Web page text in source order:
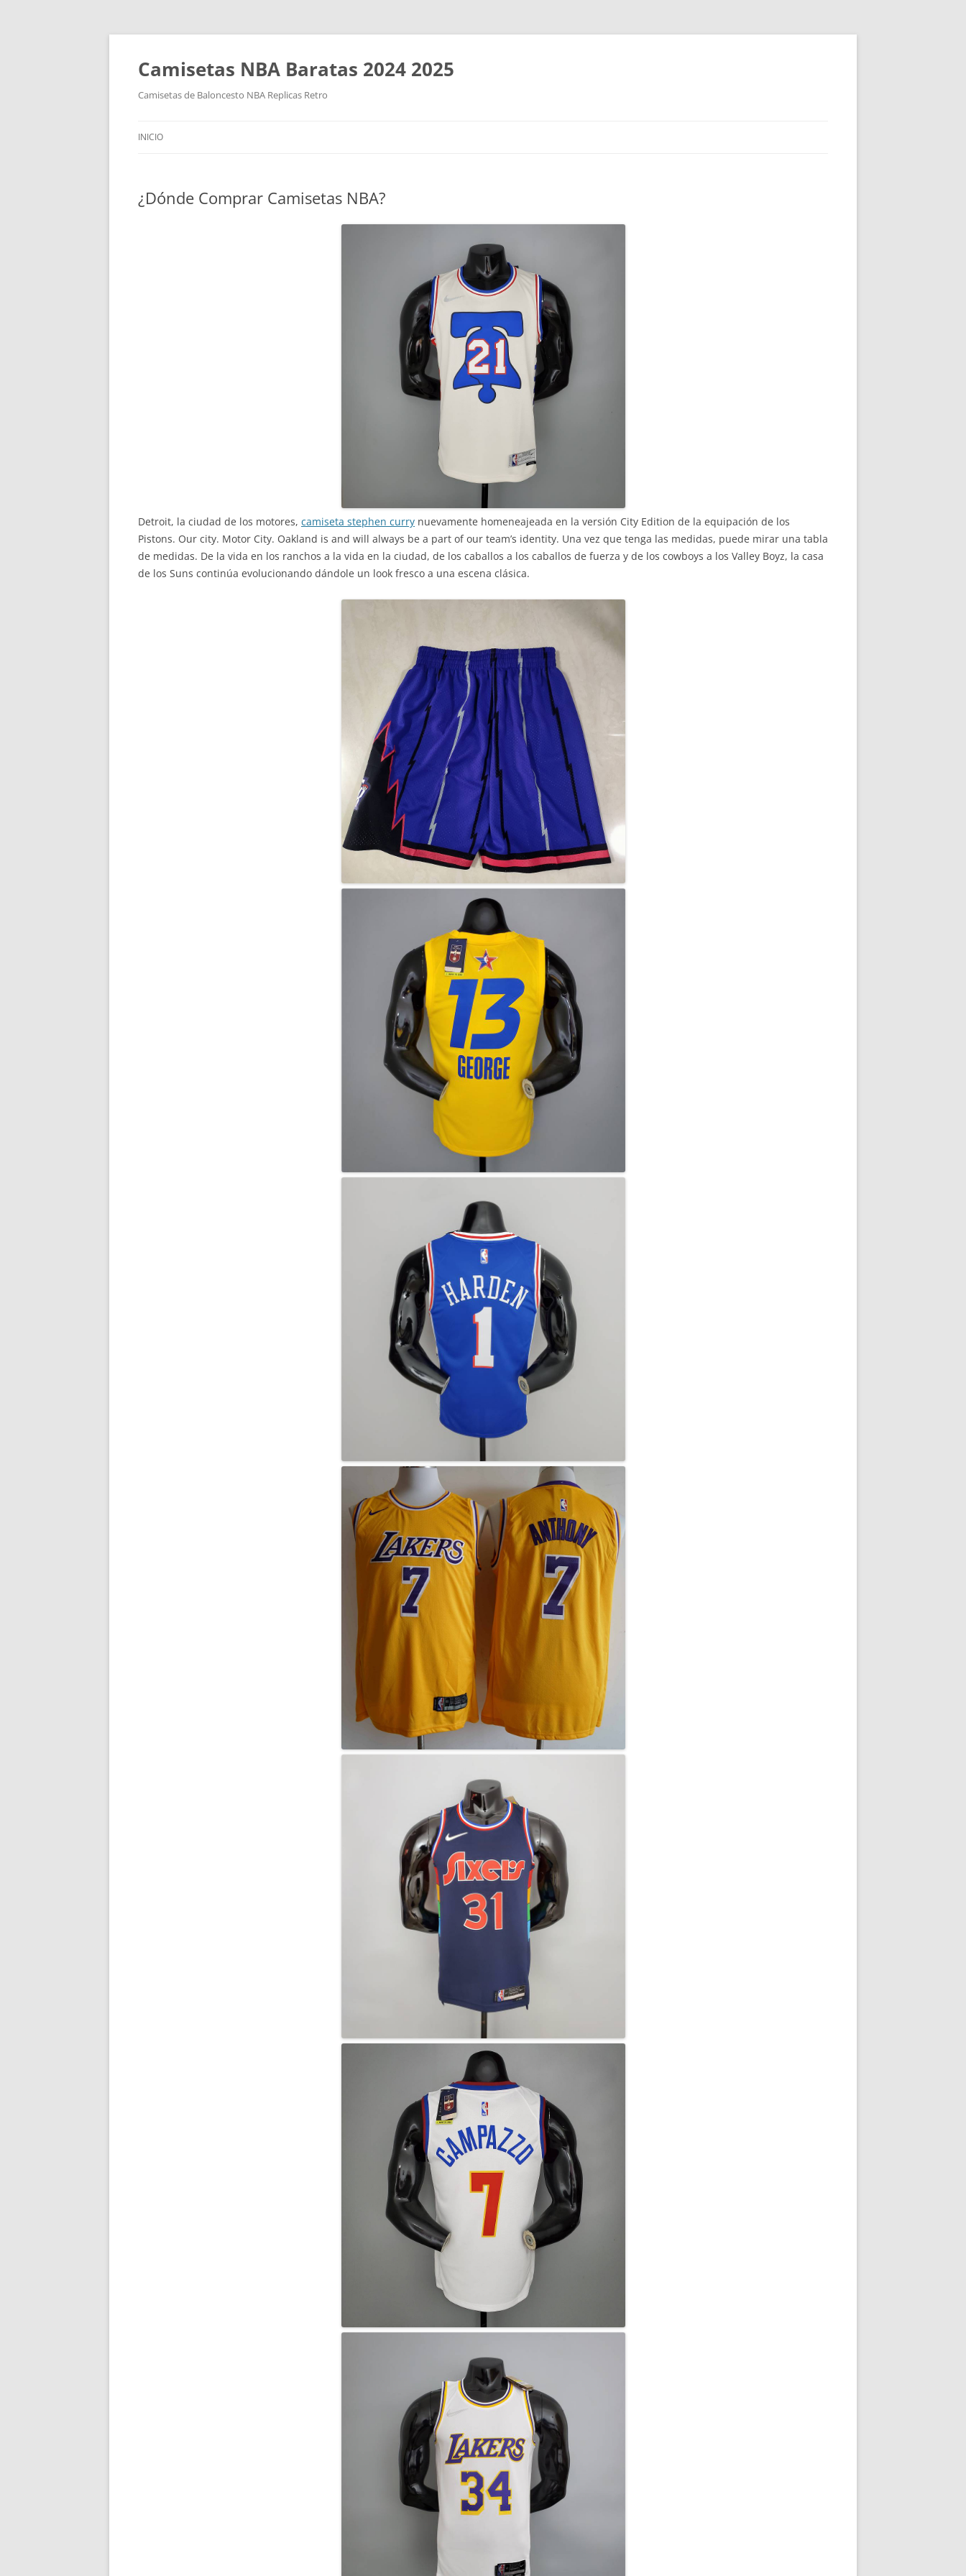
Camisetas NBA Baratas 2024 2025
Camisetas de Baloncesto NBA Replicas Retro
INICIO
¿Dónde Comprar Camisetas NBA?
Detroit, la ciudad de los motores, camiseta stephen curry nuevamente homeneajeada en la versión City Edition de la equipación de los
Pistons. Our city. Motor City. Oakland is and will always be a part of our team’s identity. Una vez que tenga las medidas, puede mirar una tabla
de medidas. De la vida en los ranchos a la vida en la ciudad, de los caballos a los caballos de fuerza y de los cowboys a los Valley Boyz, la casa
de los Suns continúa evolucionando dándole un look fresco a una escena clásica.